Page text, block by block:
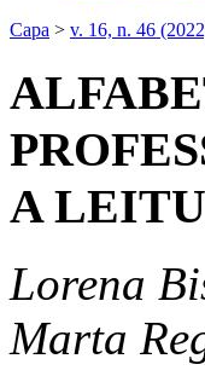
Capa > v. 16, n. 46
A
Lorena
Marta